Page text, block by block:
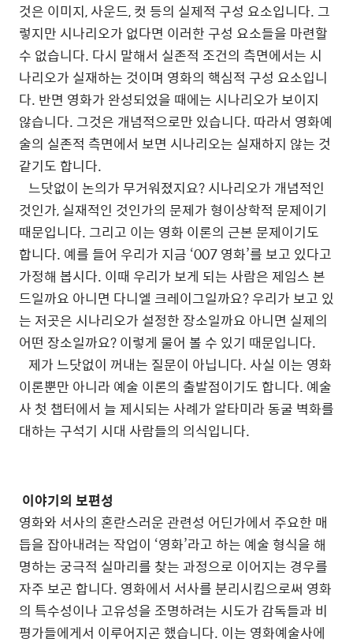
것은 이미지, 사운드, 컷 등의 실제적 구성 요소입니다. 그
렇지만 시나리오가 없다면 이러한 구성 요소들을 마련할
수 없습니다. 다시 말해서 실존적 조건의 측면에서는 시
나리오가 실재하는 것이며 영화의 핵심적 구성 요소입니
다. 반면 영화가 완성되었을 때에는 시나리오가 보이지
않습니다. 그것은 개념적으로만 있습니다. 따라서 영화예
술의 실존적 측면에서 보면 시나리오는 실재하지 않는 것
같기도 합니다.
느닷없이 논의가 무거워졌지요? 시나리오가 개념적인
것인가, 실재적인 것인가의 문제가 형이상학적 문제이기
때문입니다. 그리고 이는 영화 이론의 근본 문제이기도
합니다. 예를 들어 우리가 지금 ‘007 영화’를 보고 있다고
가정해 봅시다. 이때 우리가 보게 되는 사람은 제임스 본
드일까요 아니면 다니엘 크레이그일까요? 우리가 보고 있
는 저곳은 시나리오가 설정한 장소일까요 아니면 실제의
어떤 장소일까요? 이렇게 물어 볼 수 있기 때문입니다.
제가느닷없이 꺼내는 질문이 아닙니다. 사실 이는 영화
이론뿐만 아니라예술 이론의 출발점이기도 합니다. 예술
사첫 챕터에서 늘 제시되는 사례가 알타미라동굴 벽화를
대하는 구석기 시대 사람들의 의식입니다.
이야기의 보편성
영화와 서사의 혼란스러운 관련성 어딘가에서 주요한 매
듭을 잡아내려는 작업이 ‘영화’라고 하는 예술 형식을 해
명하는 궁극적 실마리를 찾는 과정으로 이어지는 경우를
자주 보곤 합니다. 영화에서 서사를 분리시킴으로써 영화
의 특수성이나 고유성을 조명하려는 시도가 감독들과 비
평가들에게서 이루어지곤 했습니다. 이는 영화예술사에